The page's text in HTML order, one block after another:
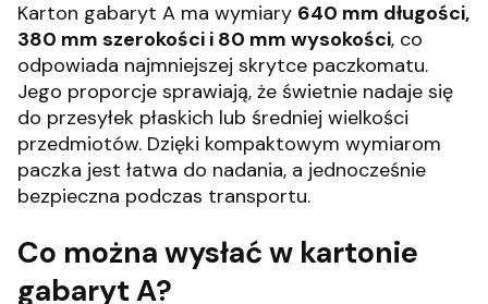
Karton gabaryt A ma wymiary 640 mm długości,
380 mm szerokości i 80 mm wysokości, co
odpowiada najmniejszej skrytce paczkomatu.
Jego proporcje sprawiają, że świetnie nadaje się
do przesyłek płaskich lub średniej wielkości
przedmiotów. Dzięki kompaktowym wymiarom
paczka jest łatwa do nadania, a jednocześnie
bezpieczna podczas transportu.
Co można wysłać w kartonie
gabaryt A?